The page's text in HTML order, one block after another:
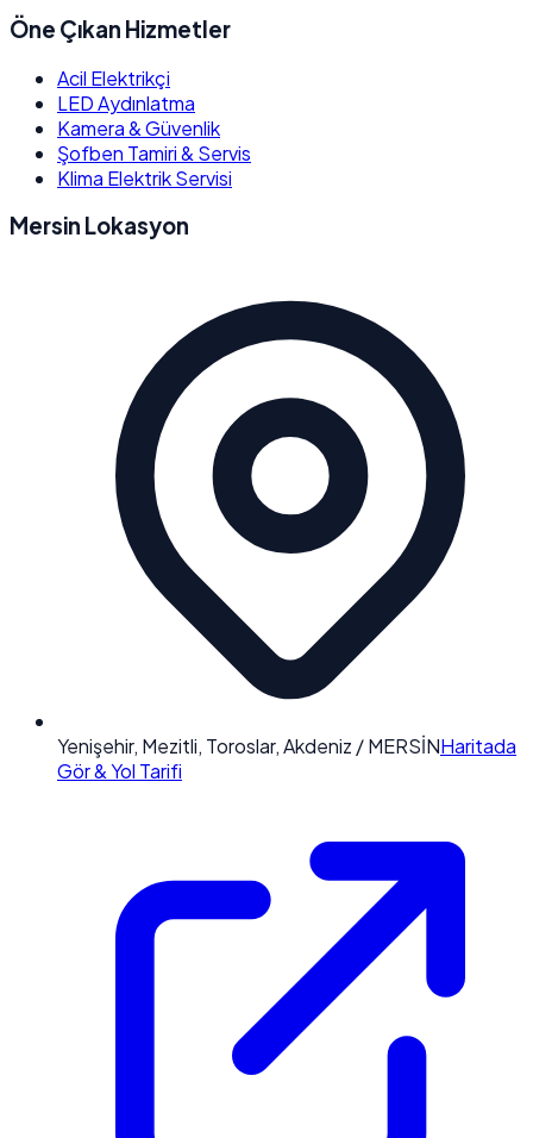
Öne Çıkan Hizmetler
Acil Elektrikçi
LED Aydınlatma
Kamera & Güvenlik
Şofben Tamiri & Servis
Klima Elektrik Servisi
Mersin Lokasyon
Yenişehir, Mezitli, Toroslar, Akdeniz / MERSİNHaritada
Gör & Yol Tarifi